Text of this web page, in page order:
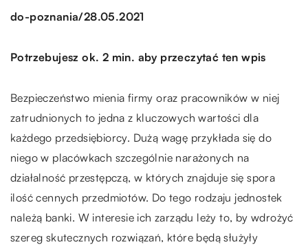
do-poznania/28.05.2021
Potrzebujesz ok. 2 min. aby przeczytać ten wpis
Bezpieczeństwo mienia firmy oraz pracowników w niej
zatrudnionych to jedna z kluczowych wartości dla
każdego przedsiębiorcy. Dużą wagę przykłada się do
niego w placówkach szczególnie narażonych na
działalność przestępczą, w których znajduje się spora
ilość cennych przedmiotów. Do tego rodzaju jednostek
należą banki. W interesie ich zarządu leży to, by wdrożyć
szereg skutecznych rozwiązań, które będą służyły